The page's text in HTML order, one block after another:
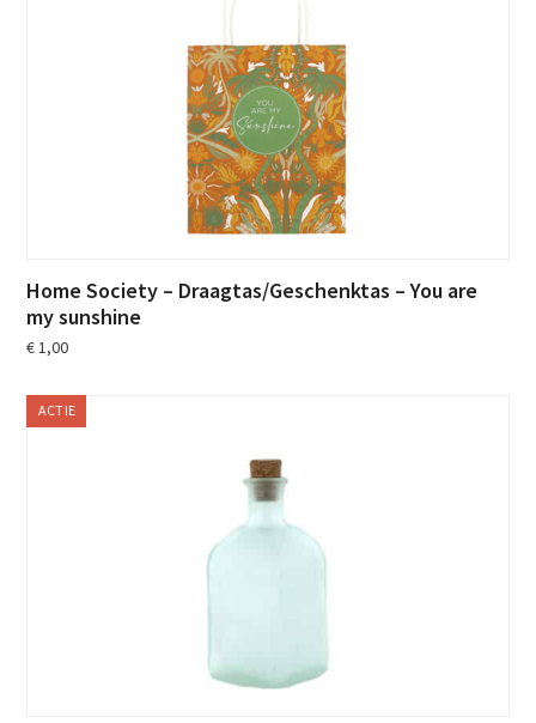
Home Society – Draagtas/Geschenktas – You are
my sunshine
€1,00
ACTIE